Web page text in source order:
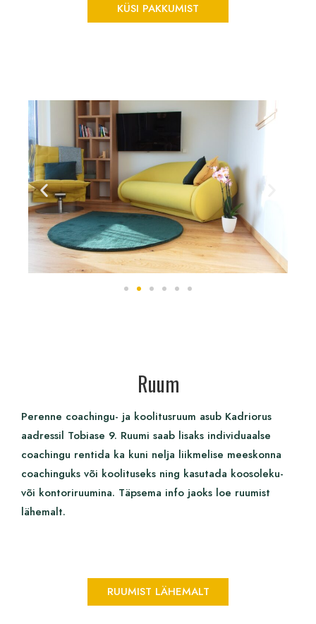
KÜSI PAKKUMIST
Ruum
Perenne coachingu- ja koolitusruum asub Kadriorus
aadressil Tobiase 9. Ruumi saab lisaks individuaalse
coachingu rentida ka kuni nelja liikmelise meeskonna
coachinguks või koolituseks ning kasutada koosoleku-
või kontoriruumina. Täpsema info jaoks loe ruumist
lähemalt.
RUUMIST LÄHEMALT